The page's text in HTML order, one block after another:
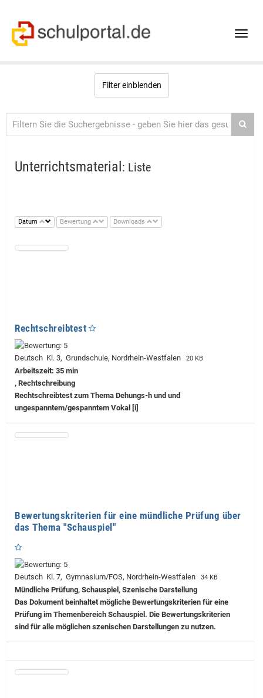
Toggle
Filter einblenden
Unterrichtsmaterial : Liste
Datum Bewertung Downloads
Rechtschreibtest
Deutsch Kl. 3, Grundschule, Nordrhein-Westfalen 20 KB
Arbeitszeit: 35 min
, Rechtschreibung
Rechtschreibtest zum Thema Dehungs-h und und
ungespanntem/gespanntem Vokal [i]
Bewertungskriterien für eine mündliche Prüfung über
das Thema "Schauspiel"
Deutsch Kl. 7, Gymnasium/FOS, Nordrhein-Westfalen 34 KB
Mündliche Prüfung, Schauspiel, Szenische Darstellung
Das Dokument beinhaltet mögliche Bewertungskriterien für eine
Prüfung im Themenbereich Schauspiel. Die Bewertungskriterien
sind für alle möglichen szenischen Darstellungen zu nutzen.